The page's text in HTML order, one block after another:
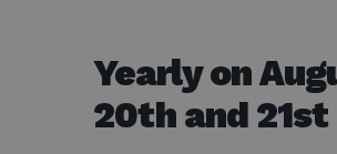
Yearly on
20th and 21st